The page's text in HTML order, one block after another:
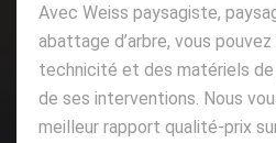
Avec Weiss paysagiste,
abattage d’arbre, vous
technicité et des matériels de
de ses interventions. Nous
meilleur rapport qualité-prix